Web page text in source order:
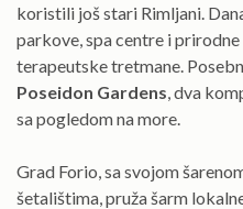
koristili još stari Rimljani.
parkove, spa centre i
terapeutske tretmane.
Poseidon Gardens, dva
sa pogledom na more.
Grad Forio, sa svojom
šetalištima, pruža šarm